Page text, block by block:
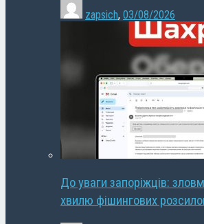
zapsich, 03/08/2026
До уваги запоріжців:
хвилю фішингових